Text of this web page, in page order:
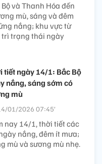
Bộ và Thanh Hóa đến
mù, sáng và đêm
nắng; khu vực từ
trì trạng thái ngày
tiết ngày 14/1: Bắc Bộ
nắng, sáng sớm có
mù
01/2026 07:45’
nay 14/1, thời tiết các
nắng, đêm ít mưa;
mù và sương mù nhẹ.